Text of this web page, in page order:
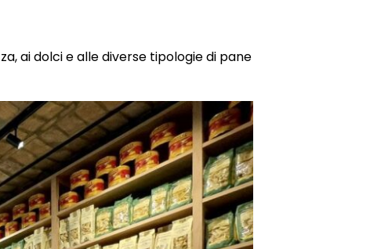
ai dolci e alle diverse tipologie di pane